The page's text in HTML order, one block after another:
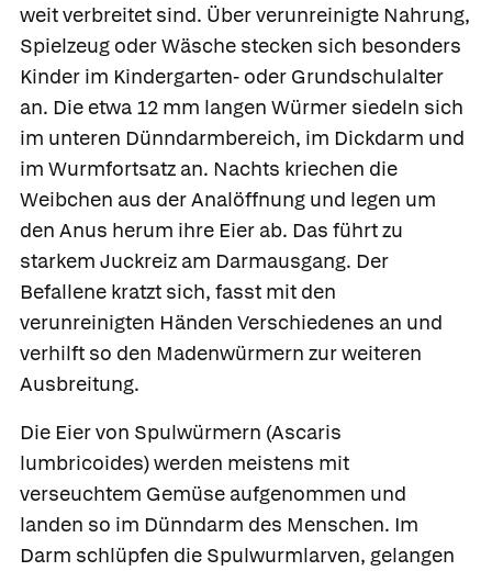
weit verbreitet sind. Über verunreinigte Nahrung,
Spielzeug oder Wäsche stecken sich besonders
Kinder im Kindergarten- oder Grundschulalter
an. Die etwa 12 mm langen Würmer siedeln sich
im unteren Dünndarmbereich, im Dickdarm und
im Wurmfortsatz an. Nachts kriechen die
Weibchen aus der Analöffnung und legen um
den Anus herum ihre Eier ab. Das führt zu
starkem Juckreiz am Darmausgang. Der
Befallene kratzt sich, fasst mit den
verunreinigten Händen Verschiedenes an und
verhilft so den Madenwürmern zur weiteren
Ausbreitung.
Die Eier von Spulwürmern (Ascaris
lumbricoides) werden meistens mit
verseuchtem Gemüse aufgenommen und
landen so im Dünndarm des Menschen. Im
Darm schlüpfen die Spulwurmlarven, gelangen